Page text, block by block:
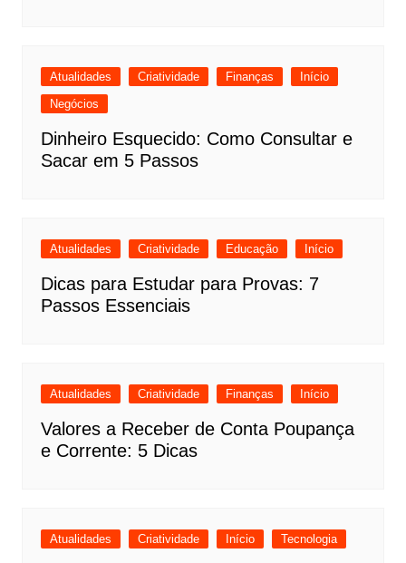
Atualidades Criatividade Finanças
Início
Negócios
Dinheiro Esquecido: Como Consultar e
Sacar em 5 Passos
Atualidades Criatividade Educação Início
Dicas para Estudar para Provas: 7
Passos Essenciais
Atualidades Criatividade Finanças Início
Valores a Receber de Conta Poupança
e Corrente: 5 Dicas
Atualidades Criatividade Início Tecnologia